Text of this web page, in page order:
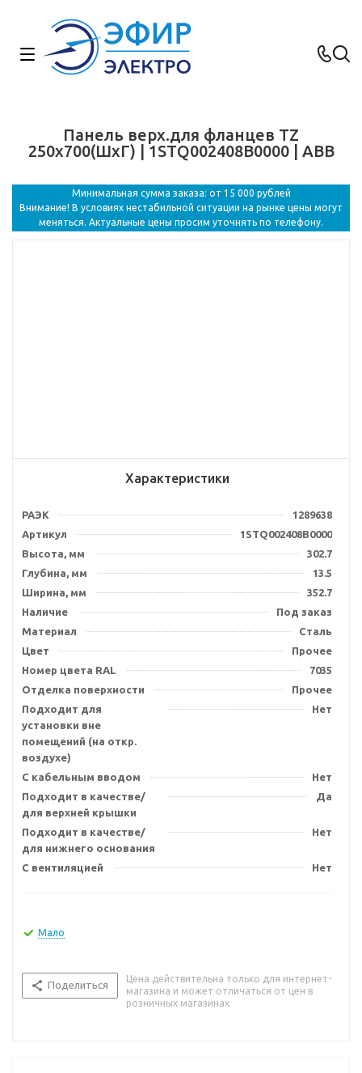
Панель верх.для фланцев TZ
250х700(ШхГ) | 1STQ002408B0000 | ABB
Минимальная сумма заказа: от 15 000 рублей
Внимание! В условиях нестабильной ситуации на рынке цены могут
меняться. Актуальные цены просим уточнять по телефону.
Характеристики
РАЭК
1289638
Артикул
1STQ002408B0000
Высота, мм
302.7
Глубина, мм
13.5
Ширина, мм
352.7
Наличие
Под заказ
Материал
Сталь
Цвет
Прочее
Номер цвета RAL
7035
Отделка поверхности
Прочее
Подходит для
установки вне
помещений (на откр.
воздухе)
Нет
С кабельным вводом
Нет
Подходит в качестве/
для верхней крышки
Да
Подходит в качестве/
для нижнего основания
Нет
С вентиляцией Нет
Мало
Поделиться
Цена действительна только для интернет-
магазина и может отличаться от цен в
розничных магазинах